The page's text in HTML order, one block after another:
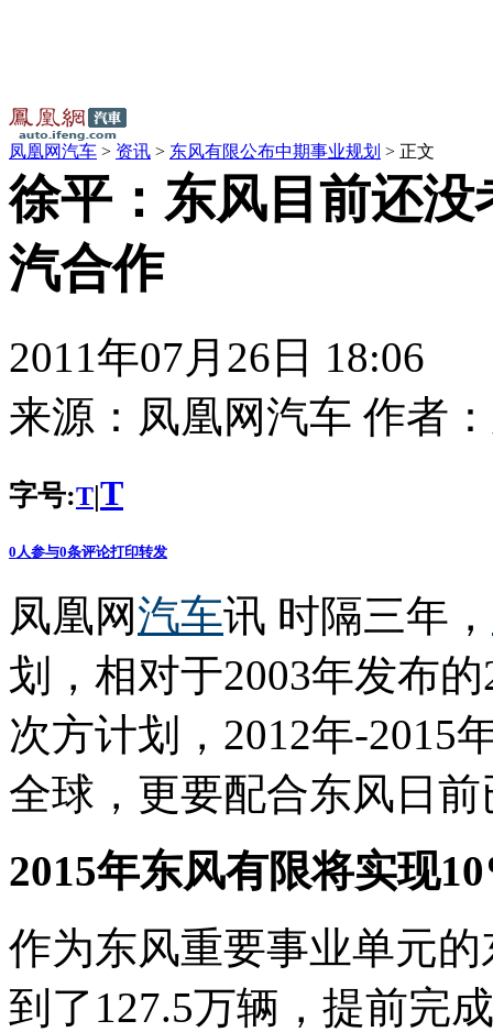
凤凰网汽车 > 资讯 > 东风有限公布中期事业规划 > 正文
徐平：东风目前还没
汽合作
2011年07月26日 18:06
来源： 凤凰网汽车 作者：
字号:T|T
0 人参与0条评论打印转发
凤凰网汽车讯 时隔三年，
划，相对于2003年发布
次方计划，2012年-2015
全球，更要配合东风日
2015年东风有限将实现
作为东风重要事业单元
到了127.5万辆，提前完